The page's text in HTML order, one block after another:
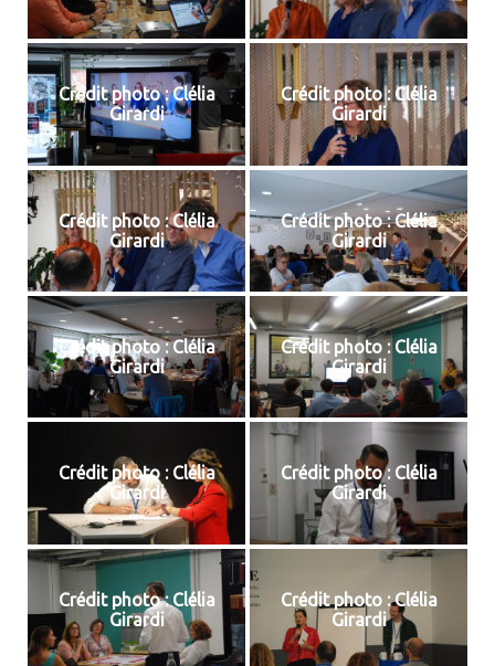
Crédit photo : Clélia
Girardi
Crédit photo : Clélia
Girardi
Crédit photo : Clélia
Girardi
Crédit photo : Clélia
Girardi
Crédit photo : Clélia
Girardi
Crédit photo : Clélia
Girardi
Crédit photo : Clélia
Girardi
Crédit photo : Clélia
Girardi
Crédit photo : Clélia
Girardi
Crédit photo : Clélia
Girardi